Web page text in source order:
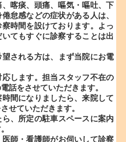
、喀痰、頭痛、嘔気・嘔吐、下
怠感などの症状がある人は、
時間を設けております。よっ
てもすぐに診察することは出
望される方は、まず当院にお電
します。担当スタッフ不在の
話をさせていただきます。
間になりましたら、来院して
せていただきます。
、所定の駐車スペースに案内
師・看護師がお伺いして診察